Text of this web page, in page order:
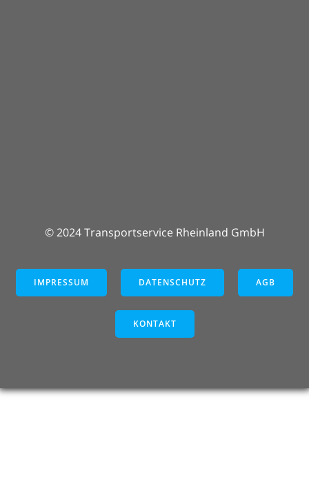
© 2024 Transportservice Rheinland GmbH
IMPRESSUM DATENSCHUTZ AGB
KONTAKT